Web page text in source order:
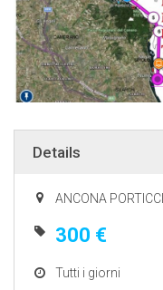
Details
ANCONA
300 €
Tutti i giorni